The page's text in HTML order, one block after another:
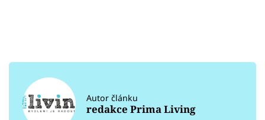
Autor článku
redakce Prima Living